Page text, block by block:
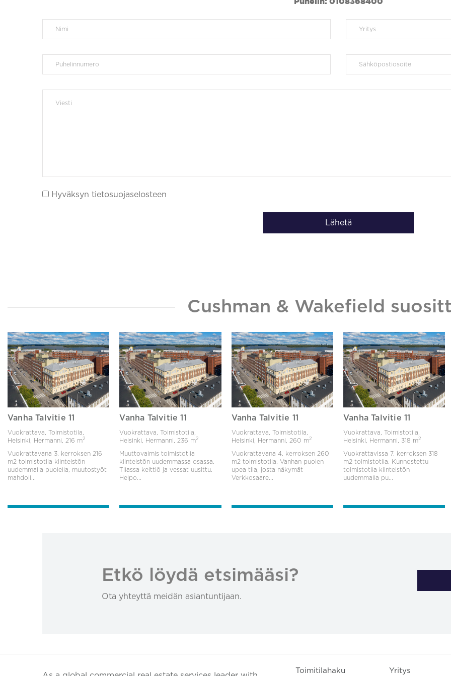
Hyväksyn tietosuojaselosteen
Lähetä
Cushman & Wakefield
Vanha Talvitie 11
Vuokrattava, Toimistotila,
Helsinki, Hermanni, 216 m2
Vuokrattavana 3. kerroksen 216
m2 toimistotila kiinteistön
uudemmalla puolella, muutostyöt
mahdoll...
Vanha Talvitie 11
Vuokrattava, Toimistotila,
Helsinki, Hermanni, 236 m2
Muuttovalmis toimistotila
kiinteistön uudemmassa osassa.
Tilassa keittiö ja vessat uusittu.
Helpo...
Vanha Talvitie 11
Vuokrattava, Toimistotila,
Helsinki, Hermanni,
260 m2
Vuokrattavana 4. kerroksen 260
m2 toimistotila. Vanhan puolen
upea tila, josta näkymät
Verkkosaare...
Vanha Talvitie 11
Vuokrattava, Toimistotila,
Helsinki, Hermanni, 318 m2
Vuokrattavissa 7. kerroksen 318
m2 toimistotila. Kunnostettu
toimistotila kiinteistön
uudemmalla pu...
Etkö löydä etsimääsi?
Ota yhteyttä meidän asiantuntijaan.
Toimitilahaku Yritys